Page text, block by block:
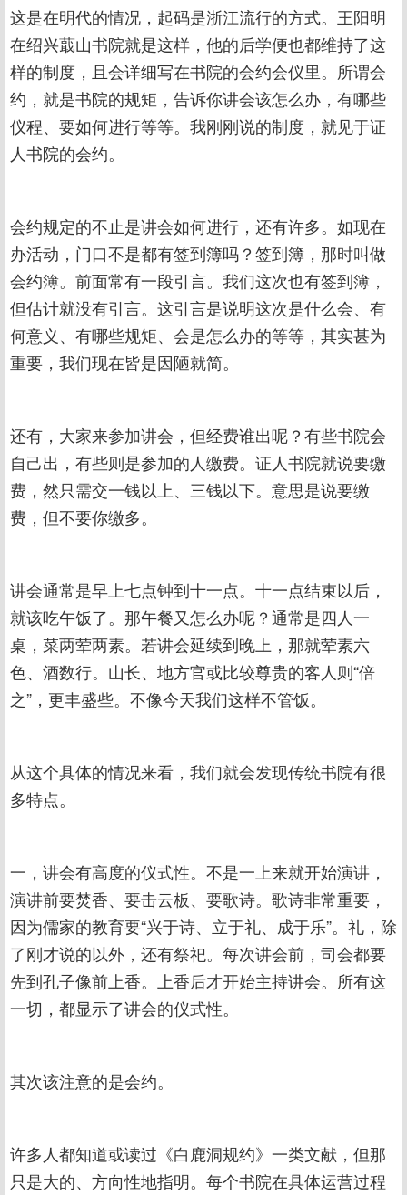
这是在明代的情况，起码是浙江流行的方式。王阳明
在绍兴蕺山书院就是这样，他的后学便也都维持了这
样的制度，且会详细写在书院的会约会仪里。所谓会
约，就是书院的规矩，告诉你讲会该怎么办，有哪些
仪程、要如何进行等等。我刚刚说的制度，就见于证
人书院的会约。
会约规定的不止是讲会如何进行，还有许多。如现在
办活动，门口不是都有签到簿吗？签到簿，那时叫做
会约簿。前面常有一段引言。我们这次也有签到簿，
但估计就没有引言。这引言是说明这次是什么会、有
何意义、有哪些规矩、会是怎么办的等等，其实甚为
重要，我们现在皆是因陋就简。
还有，大家来参加讲会，但经费谁出呢？有些书院会
自己出，有些则是参加的人缴费。证人书院就说要缴
费，然只需交一钱以上、三钱以下。意思是说要缴
费，但不要你缴多。
讲会通常是早上七点钟到十一点。十一点结束以后，
就该吃午饭了。那午餐又怎么办呢？通常是四人一
桌，菜两荤两素。若讲会延续到晚上，那就荤素六
色、酒数行。山长、地方官或比较尊贵的客人则“倍
之”，更丰盛些。不像今天我们这样不管饭。
从这个具体的情况来看，我们就会发现传统书院有很
多特点。
一，讲会有高度的仪式性。不是一上来就开始演讲，
演讲前要焚香、要击云板、要歌诗。歌诗非常重要，
因为儒家的教育要“兴于诗、立于礼、成于乐”。礼，除
了刚才说的以外，还有祭祀。每次讲会前，司会都要
先到孔子像前上香。上香后才开始主持讲会。所有这
一切，都显示了讲会的仪式性。
其次该注意的是会约。
许多人都知道或读过《白鹿洞规约》一类文献，但那
只是大的、方向性地指明。每个书院在具体运营过程